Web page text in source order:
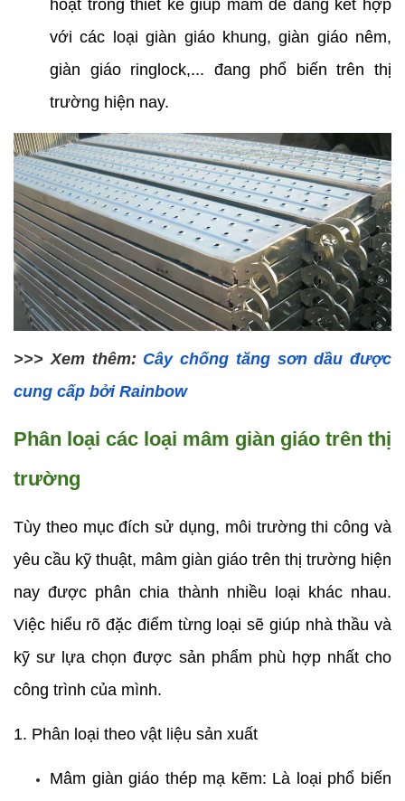
hoạt trong thiết kế giúp mâm dễ dàng kết hợp
với các loại giàn giáo khung, giàn giáo nêm,
giàn giáo ringlock,... đang phổ biến trên thị
trường hiện nay.
>>> Xem thêm: Cây chống tăng sơn dầu được
cung cấp bởi Rainbow
Phân loại các loại mâm giàn giáo trên thị
trường
Tùy theo mục đích sử dụng, môi trường thi công và
yêu cầu kỹ thuật, mâm giàn giáo trên thị trường hiện
nay được phân chia thành nhiều loại khác nhau.
Việc hiểu rõ đặc điểm từng loại sẽ giúp nhà thầu và
kỹ sư lựa chọn được sản phẩm phù hợp nhất cho
công trình của mình.
1. Phân loại theo vật liệu sản xuất
Mâm giàn giáo thép mạ kẽm: Là loại phổ biến